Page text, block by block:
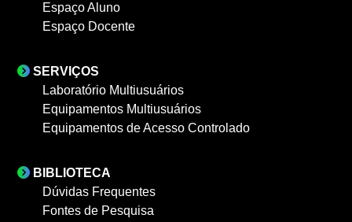
Espaço Aluno
Espaço Docente
SERVIÇOS
Laboratório Multiusuários
Equipamentos Multiusuários
Equipamentos de Acesso Controlado
BIBLIOTECA
Dúvidas Frequentes
Fontes de Pesquisa